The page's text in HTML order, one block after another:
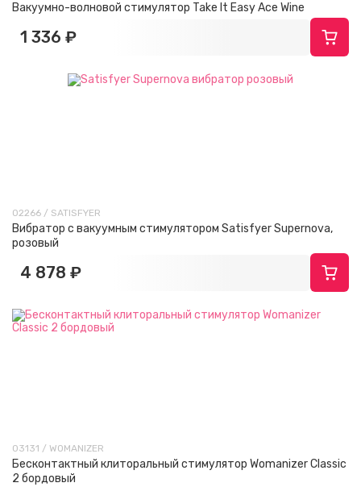
Вакуумно-волновой стимулятор Take It Easy Ace Wine
1 336 ₽
02266 / SATISFYER
Вибратор с вакуумным стимулятором Satisfyer Supernova,
розовый
4 878 ₽
03131 / WOMANIZER
Бесконтактный клиторальный стимулятор Womanizer Classic
2 бордовый